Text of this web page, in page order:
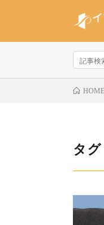
HOME
タ